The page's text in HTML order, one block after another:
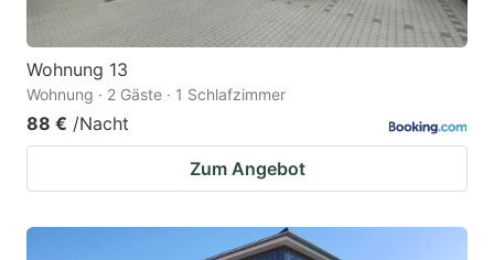
Wohnung 13
Wohnung · 2 Gäste · 1 Schlafzimmer
88 € /Nacht
Zum Angebot